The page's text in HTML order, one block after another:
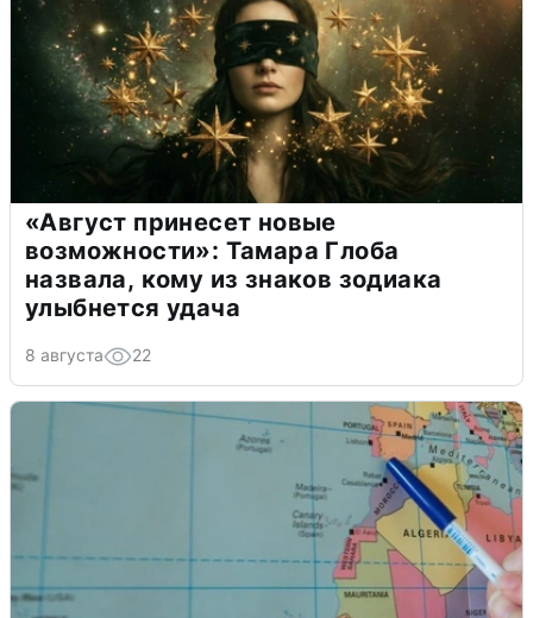
«Август принесет новые
возможности»: Тамара Глоба
назвала, кому из знаков зодиака
улыбнется удача
8 августа 22